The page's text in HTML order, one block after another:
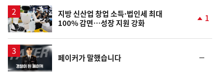
상
지방 신산업 창업 소득·법인세 최대
100% 감면…성장 지원 강화
상
1
영
상
페이커가 말했습니다